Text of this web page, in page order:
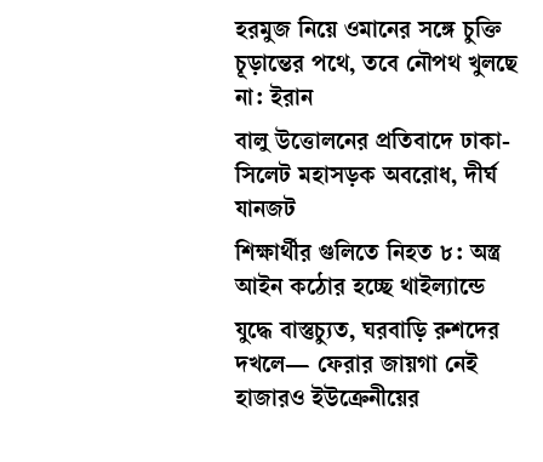
হরমুজ নিয়ে ওমানের সঙ্গে চুক্তি
চূড়ান্তের পথে, তবে নৌপথ খুলছে
না: ইরান
বালু উত্তোলনের প্রতিবাদে ঢাকা-
সিলেট মহাসড়ক অবরোধ, দীর্ঘ
যানজট
শিক্ষার্থীর গুলিতে নিহত ৮: অস্ত্র
আইন কঠোর হচ্ছে থাইল্যান্ডে
যুদ্ধে বাস্তুচ্যুত, ঘরবাড়ি রুশদের
দখলে— ফেরার জায়গা নেই
হাজারও ইউক্রেনীয়ের